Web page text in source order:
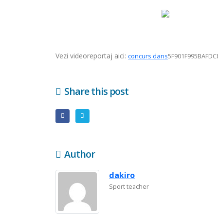
Vezi videoreportaj aici: concurs dans
Share this post
Author
dakiro
Sport teacher